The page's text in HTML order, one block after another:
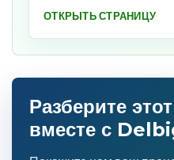
ОТКРЫТЬ СТРАНИЦУ
Разберите
вместе с